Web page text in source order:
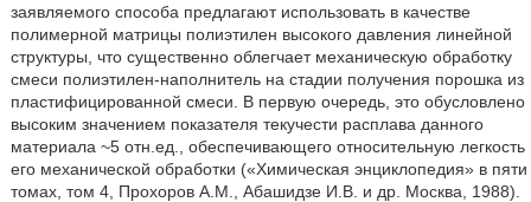
заявляемого способа предлагают использовать в качестве
полимерной матрицы полиэтилен высокого давления линейной
структуры, что существенно облегчает механическую обработку
смеси полиэтилен-наполнитель на стадии получения порошка из
пластифицированной смеси. В первую очередь, это обусловлено
высоким значением показателя текучести расплава данного
материала ~5 отн.ед., обеспечивающего относительную легкость
его механической обработки («Химическая энциклопедия» в пяти
томах, том 4, Прохоров A.M., Абашидзе И.В. и др. Москва, 1988).